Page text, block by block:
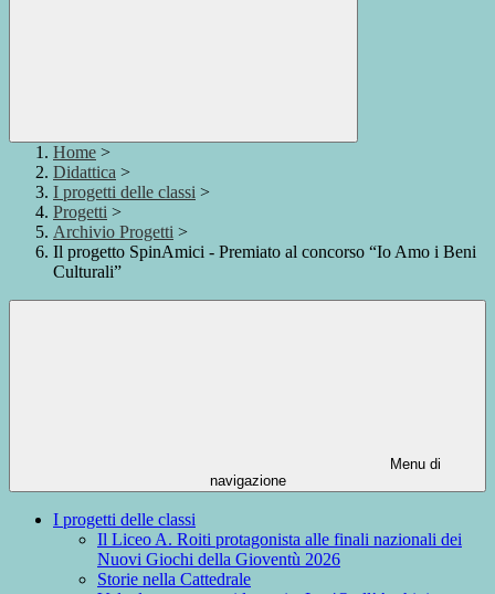
Home >
Didattica >
I progetti delle classi >
Progetti >
Archivio Progetti >
Il progetto SpinAmici - Premiato al concorso “Io Amo i Beni
Culturali”
Menu di
navigazione
I progetti delle classi
Il Liceo A. Roiti protagonista alle finali nazionali dei
Nuovi Giochi della Gioventù 2026
Storie nella Cattedrale